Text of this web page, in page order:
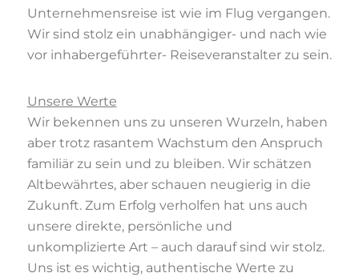
Unternehmensreise ist wie im Flug vergangen.
Wir sind stolz ein unabhängiger- und nach wie
vor inhabergeführter- Reiseveranstalter zu sein.
Unsere Werte
Wir bekennen uns zu unseren Wurzeln, haben
aber trotz rasantem Wachstum den Anspruch
familiär zu sein und zu bleiben. Wir schätzen
Altbewährtes, aber schauen neugierig in die
Zukunft. Zum Erfolg verholfen hat uns auch
unsere direkte, persönliche und
unkomplizierte Art – auch darauf sind wir stolz.
Uns ist es wichtig, authentische Werte zu